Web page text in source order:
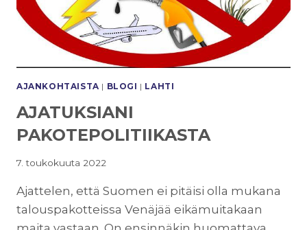
AJANKOHTAISTA | BLOGI | LAHTI
AJATUKSIANI
PAKOTEPOLITIIKASTA
7. toukokuuta 2022
Ajattelen, että Suomen ei pitäisi olla mukana
talouspakotteissa Venäjää eikämuitakaan